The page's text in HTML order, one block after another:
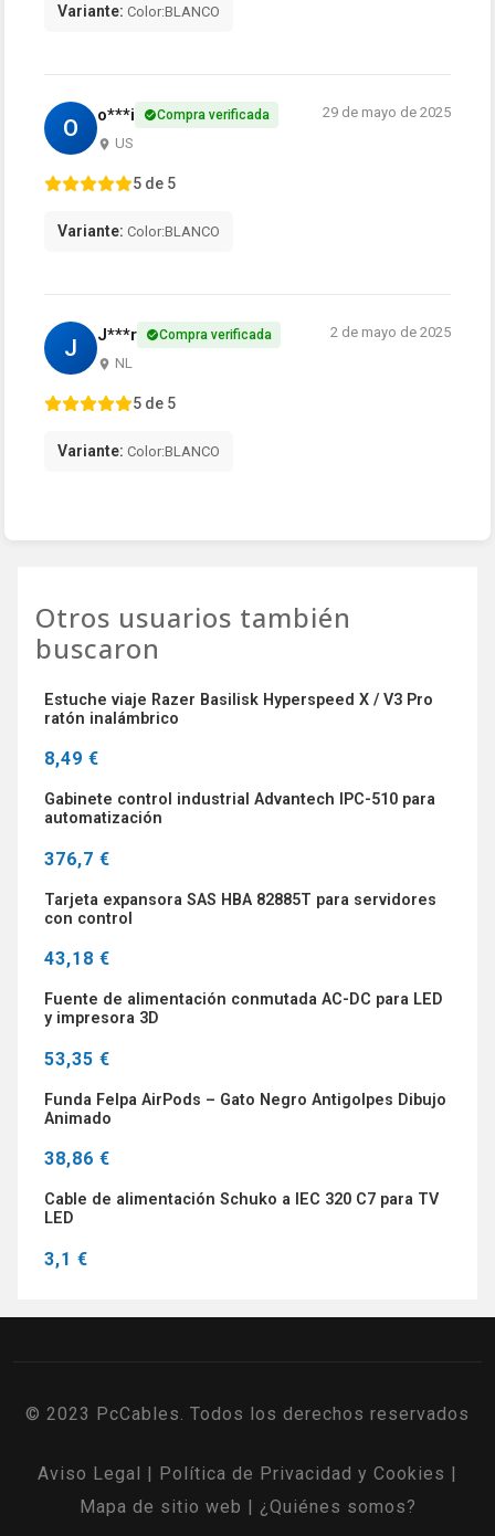
Variante: Color:BLANCO
O o***i Compra verificada
US
29 de mayo de 2025
5 de 5
Variante: Color:BLANCO
J J***r Compra verificada
NL
2 de mayo de 2025
5 de 5
Variante: Color:BLANCO
Otros usuarios también
buscaron
Estuche viaje Razer Basilisk Hyperspeed X / V3 Pro
ratón inalámbrico
8,49 €
Gabinete control industrial Advantech IPC-510 para
automatización
376,7 €
Tarjeta expansora SAS HBA 82885T para servidores
con control
43,18 €
Fuente de alimentación conmutada AC-DC para LED
y impresora 3D
53,35 €
Funda Felpa AirPods – Gato Negro Antigolpes Dibujo
Animado
38,86 €
Cable de alimentación Schuko a IEC 320 C7 para TV
LED
3,1 €
© 2023 PcCables. Todos los derechos reservados
Aviso Legal | Política de Privacidad y Cookies |
Mapa de sitio web | ¿Quiénes somos?